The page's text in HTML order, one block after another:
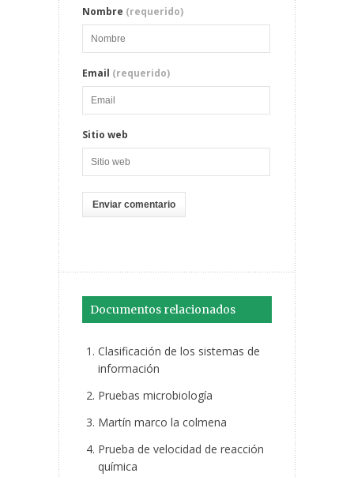
Nombre (requerido)
Email (requerido)
Sitio web
Documentos relacionados
Clasificación de los sistemas de
información
Pruebas microbiología
Martín marco la colmena
Prueba de velocidad de reacción
química